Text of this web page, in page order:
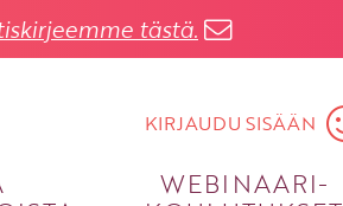
tästä.
KIRJAUDU SISÄÄN
WEBINAARI­